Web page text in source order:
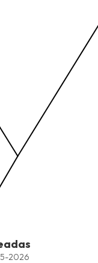
Data ranges from -
2026